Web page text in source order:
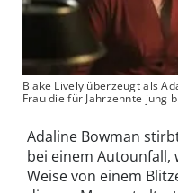
Blake Lively überzeugt als
Frau die für Jahrzehnte jung
Adaline Bowman
bei einem Autounfall,
Weise von einem